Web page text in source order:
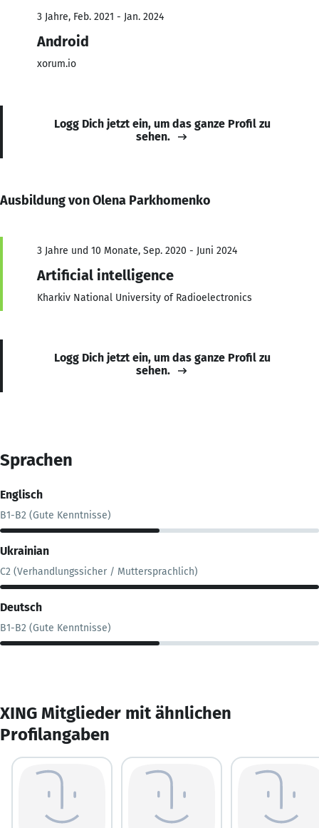
3 Jahre, Feb. 2021 - Jan. 2024
Android
xorum.io
Logg Dich jetzt ein, um das ganze Profil zu
sehen.
Ausbildung von Olena Parkhomenko
3 Jahre und 10 Monate, Sep. 2020 - Juni 2024
Artificial intelligence
Kharkiv National University of Radioelectronics
Logg Dich jetzt ein, um das ganze Profil zu
sehen.
Sprachen
Englisch
B1-B2 (Gute Kenntnisse)
Ukrainian
C2 (Verhandlungssicher / Muttersprachlich)
Deutsch
B1-B2 (Gute Kenntnisse)
XING Mitglieder mit ähnlichen
Profilangaben